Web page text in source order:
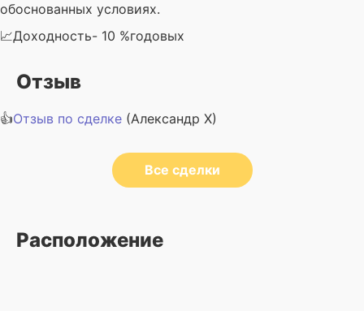
обоснованных условиях.
📈Доходность- 10 %годовых
Отзыв
👍Отзыв по сделке (Александр Х)
Все сделки
Расположение